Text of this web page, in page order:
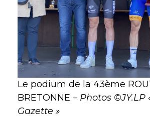
Le podium de la 43ème
BRETONNE – Photos ©JY.LP
Gazette »